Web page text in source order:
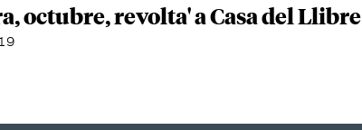
octubre, revolta' a Casa del Llibre